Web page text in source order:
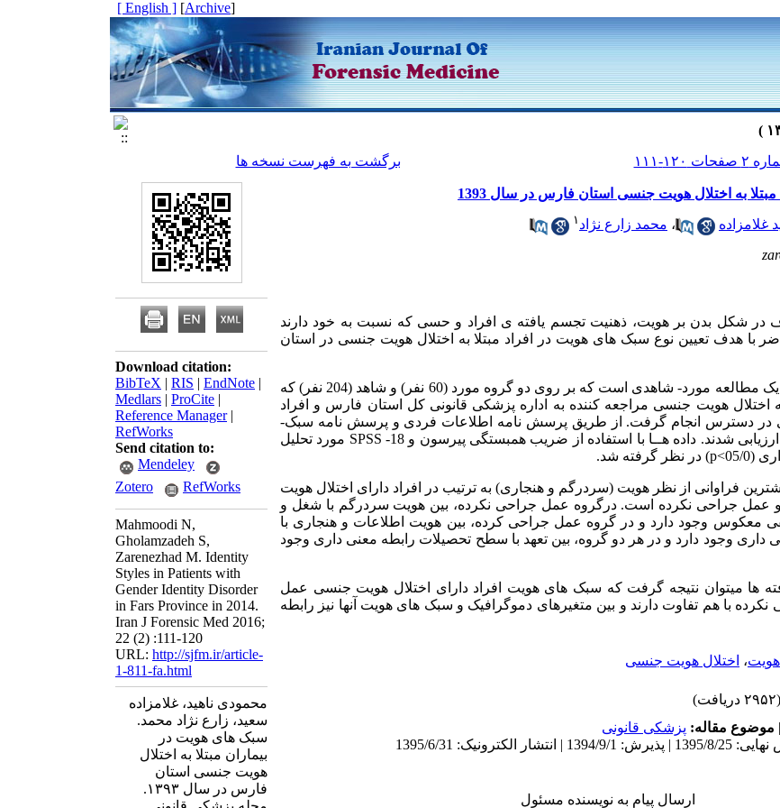
[
Archive
]
[ English ]
برگشت به فهرست نسخه ها
به اختلال هویت جنسی استان فارس در سال 1393
غلامزاده ، محمد زارع نژاد ۱
در شکل بدن بر هویت، ذهنیت تجسم یافته­ ی افراد و حسی که نسبت به خود دارند
با هدف تعیین نوع سبک­ های هویت در افراد مبتلا به اختلال هویت جنسی در استان
این پژوهش یک مطالعه مورد- شاهدی است که بر روی دو گروه مورد (60 نفر) و شاهد (204 نفر) که
به اختلال هویت جنسی مراجعه کننده به اداره پزشکی قانونی کل استان فارس و افراد
در دسترس انجام گرفت. از طریق پرسش ­نامه اطلاعات فردی و پرسش نامه سبک­
شدند. داده­ هــا با استفاده از ضریب همبستگی پیرسون و -18
SPSS مورد تحلیل
0>
p) در نظر گرفته شد.
فراوانی از نظر هویت (سردرگم و هنجاری) به ترتیب در افراد دارای اختلال هویت
جراحی نکرده است. درگروه عمل جراحی نکرده، بین هویت سردرگم با شغل و
معکوس وجود دارد و در گروه عمل جراحی کرده، بین هویت اطلاعات و هنجاری با
وجود دارد و در هر دو گروه، بین تعهد با سطح تحصیلات رابطه معنی داری وجود
ها می­توان نتیجه گرفت که سبک­ های هویت افراد دارای اختلال هویت جنسی عمل
با هم تفاوت دارند و بین متغیرهای دموگرافیک و سبک­ های هویت آن­ها نیز رابطه
، اختلال هویت جنسی
(۲۹۵۲ دریافت)
| موضوع مقاله: پزشکی قانونی
ارسال پیام به نویسنده مسئول
Download citation:
BibTeX | RIS | EndNote |
Medlars | ProCite |
Reference Manager|
RefWorks
Send citation to:
Mendeley
Zotero
RefWorks
Mahmoodi N,
Gholamzadeh S,
Zarenezhad M. Identity
Styles in Patients with
Gender Identity Disorder
in Fars Province in 2014.
Iran J Forensic Med 2016;
22 (2) :111-120
URL: http://sjfm.ir/article-
1-811-fa.html
محمودی ناهید، غلامزاده
سعید، زارع نژاد محمد.
سبک های هویت در
بیماران مبتلا به اختلال
هویت جنسی استان
فارس در سال ۱۳۹۳.